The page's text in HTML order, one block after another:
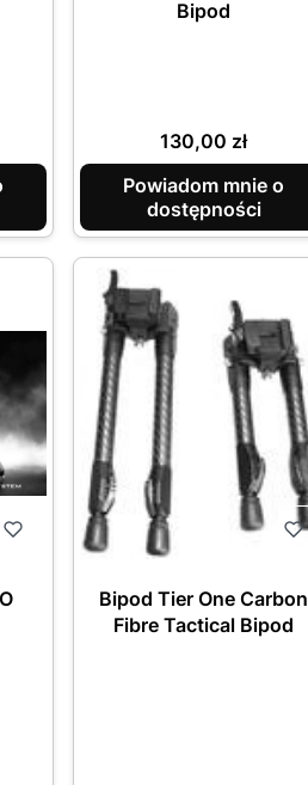
Bipod
Cena
130,00 zł
Powiadom mnie o
dostępności
Bipod Tier One Carbon
Fibre Tactical Bipod